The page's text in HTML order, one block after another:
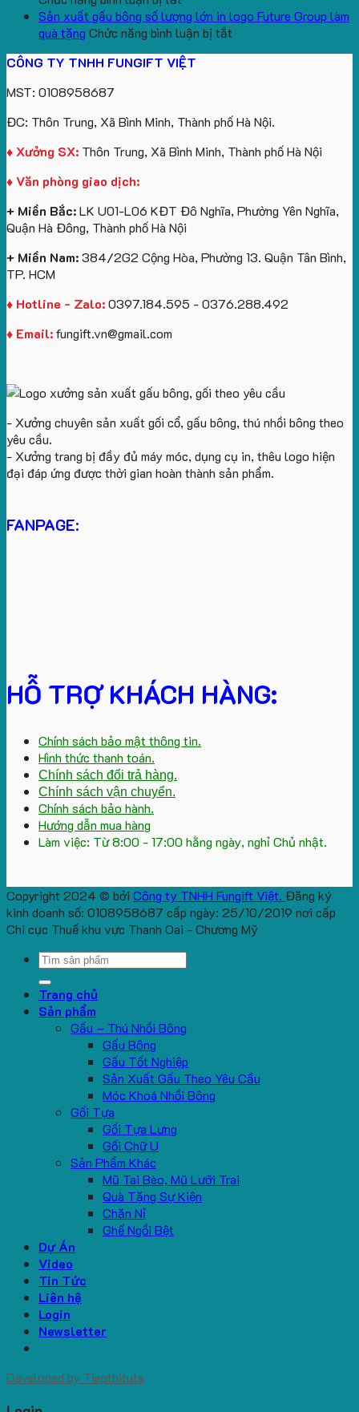
cho
Quà
Tặng
Lịch
Làm
Lữ
Hành
xuất
in
Trung
tâm
KEO
gối
tựa
lớn
in
ấn
cầu
Gấu
bông
túi
logo
Vinhomes
Royal
Sản xuất gấu bông số lượng lớn in logo Future Group làm
quà tặng Chức năng bình luận bị tắt
số
lượng
lớn
Group
quà
tặng
CÔNG TY TNHH FUNGIFT VIỆT
MST: 0108958687
ĐC: Thôn Trung, Xã Bình Minh, Thành phố Hà Nội.
♦ Xưởng SX: Thôn Trung, Xã Bình Minh, Thành phố Hà Nội
♦ Văn phòng giao dịch:
+ Miền Bắc:LK U01-L06 KĐT Đô Nghĩa, Phường Yên Nghĩa,
Quận Hà Đông, Thành phố Hà Nội
+ Miền Nam:384/2G2 Cộng Hòa, Phường 13. Quận Tân Bình,
TP. HCM
♦ Hotline - Zalo:0397.184.595 - 0376.288.492
♦ Email:fungift.vn@gmail.com
- Xưởng chuyên sản xuất gối cổ, gấu bông, thú nhồi bông theo
yêu cầu.
- Xưởng trang bị đầy đủ máy móc, dụng cụ in, thêu logo hiện
đại đáp ứng được thời gian hoàn thành sản phẩm.
FANPAGE:
HỖ TRỢ KHÁCH HÀNG:
Chính sách bảo mật thông tin.
Hình thức thanh toán.
Chính sách đổi trả hàng.
Chính sách vận chuyển.
Chính sách bảo hành.
Hướng dẫn mua hàng
Làm việc: Từ 8:00 - 17:00 hằng ngày, nghỉ Chủ nhật.
Copyright 2024 © bởi Công ty TNHH Fungift Việt. Đăng ký
kinh doanh số: 0108958687 cấp ngày: 25/10/2019 nơi cấp
Chi cục Thuế khu vực Thanh Oai - Chương Mỹ
Search
Trang chủ
Sản phẩm
Gấu – Thú Nhồi Bông
Gấu Bông
Gấu Tốt Nghiệp
Sản Xuất Gấu Theo Yêu Cầu
Móc Khoá Nhồi Bông
Gối Tựa
Gối Tựa Lưng
Gối Chữ U
Sản Phẩm Khác
Mũ Tai Bèo, Mũ Lưỡi Trai
Quà Tặng Sự Kiện
Chăn Nỉ
Ghế Ngồi Bệt
Dự Án
Video
Tin Tức
Liên hệ
Login
Newsletter
Developed by Tiepthitute